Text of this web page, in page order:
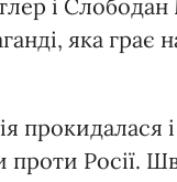
і
яка грає
Росії.